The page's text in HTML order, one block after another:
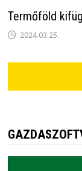
Termőföld
2024.03.25.